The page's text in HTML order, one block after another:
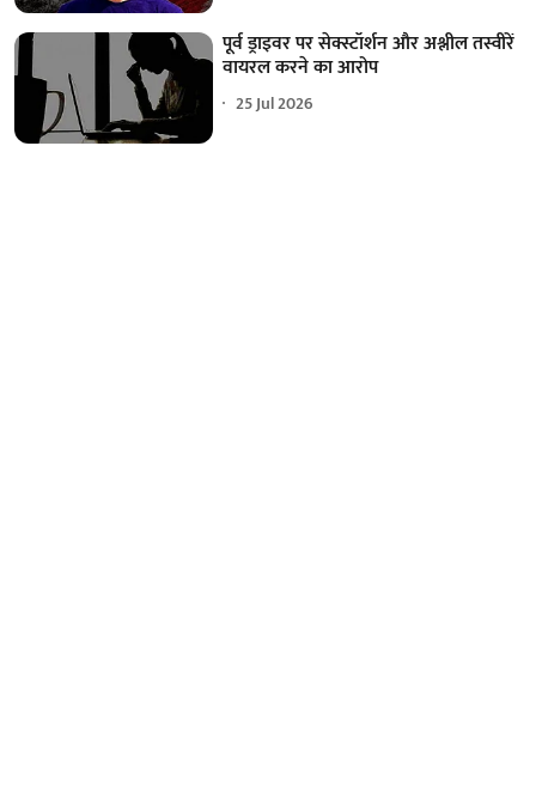
पूर्व ड्राइवर पर सेक्स्टॉर्शन और अश्लील तस्वीरें
वायरल करने का आरोप
25 Jul 2026